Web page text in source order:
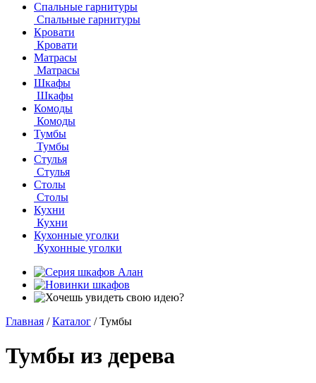
Спальные гарнитуры
Спальные гарнитуры
Кровати
Кровати
Матрасы
Матрасы
Шкафы
Шкафы
Комоды
Комоды
Тумбы
Тумбы
Стулья
Стулья
Столы
Столы
Кухни
Кухни
Кухонные уголки
Кухонные уголки
Главная / Каталог / Тумбы
Тумбы из дерева